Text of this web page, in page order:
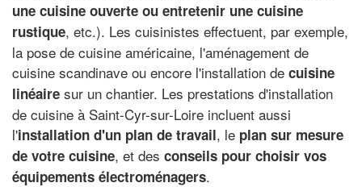
une cuisine ouverte ou entretenir une cuisine
rustique, etc.). Les cuisinistes effectuent, par exemple,
la pose de cuisine américaine, l'aménagement de
cuisine scandinave ou encore l'installation de cuisine
linéaire sur un chantier. Les prestations d'installation
de cuisine à Saint-Cyr-sur-Loire incluent aussi
l'installation d'un plan de travail, le plan sur mesure
de votre cuisine, et des conseils pour choisir vos
équipements électroménagers.